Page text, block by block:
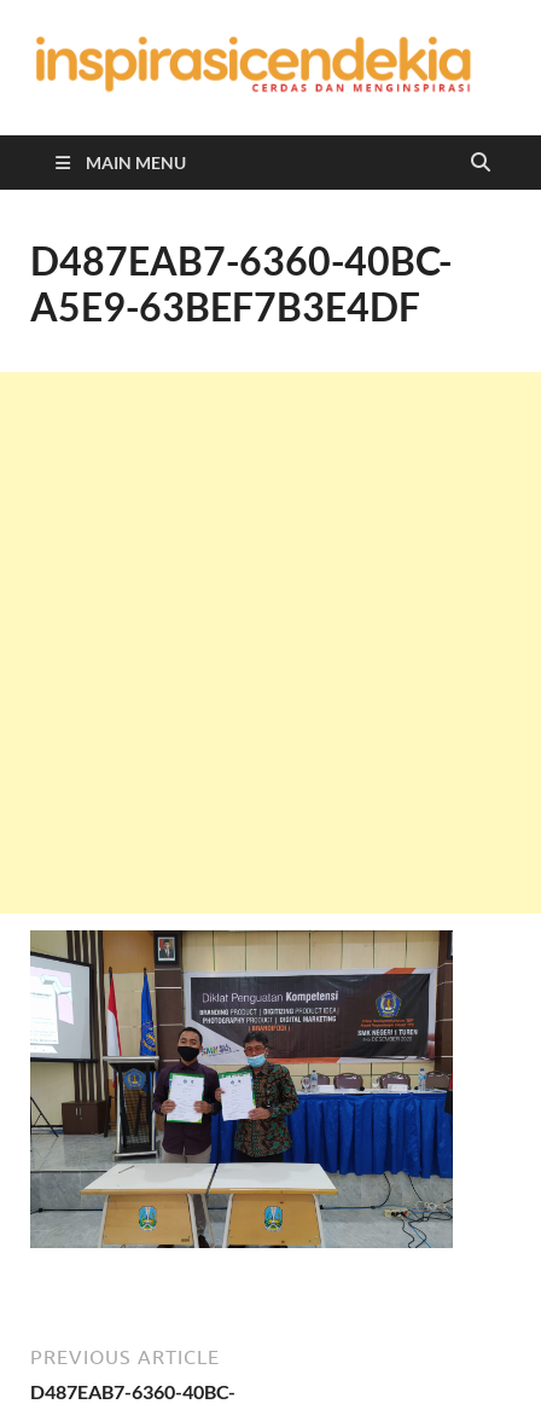
MAIN MENU
D487EAB7-6360-40BC-
A5E9-63BEF7B3E4DF
PREVIOUS ARTICLE
D487EAB7-6360-40BC-